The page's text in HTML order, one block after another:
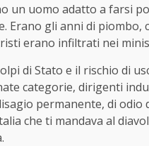
un uomo adatto a farsi
Erano gli anni di
erano infiltrati nei
di Stato e il rischio di
categorie, dirigenti
permanente, di odio
che ti mandava al